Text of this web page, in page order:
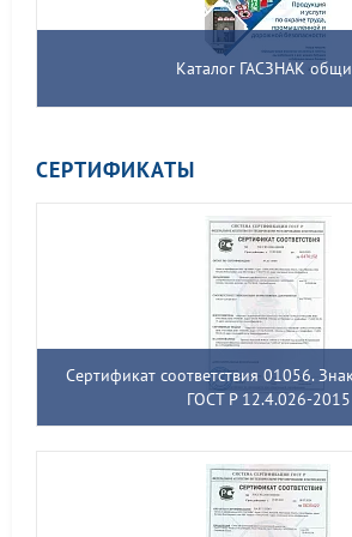
Каталог ГАСЗНАК
СЕРТИФИКАТЫ
Сертификат соответствия 01056.
ГОСТ Р 12.4.026-2015